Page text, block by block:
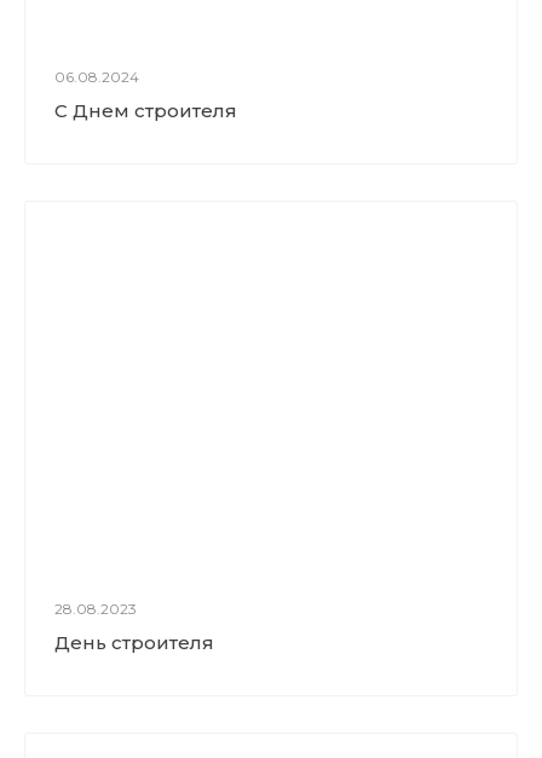
06.08.2024
С Днем строителя
28.08.2023
День строителя